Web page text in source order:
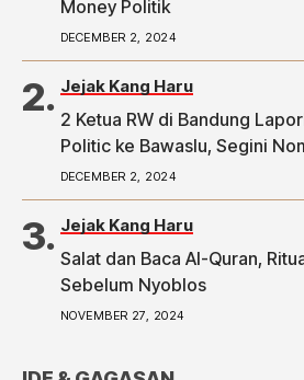
Money Politik
DECEMBER 2, 2024
Jejak Kang Haru
2 Ketua RW di Bandung
Politic ke Bawaslu, Segini
telah tayang di
2 Ketua RW di Bandung
Politic ke Bawaslu, Segini
https://
ketua-rw-di-bandung-
DECEMBER 2, 2024
Jejak Kang Haru
Salat dan Baca Al-Quran,
Sebelum Nyoblos
NOVEMBER 27, 2024